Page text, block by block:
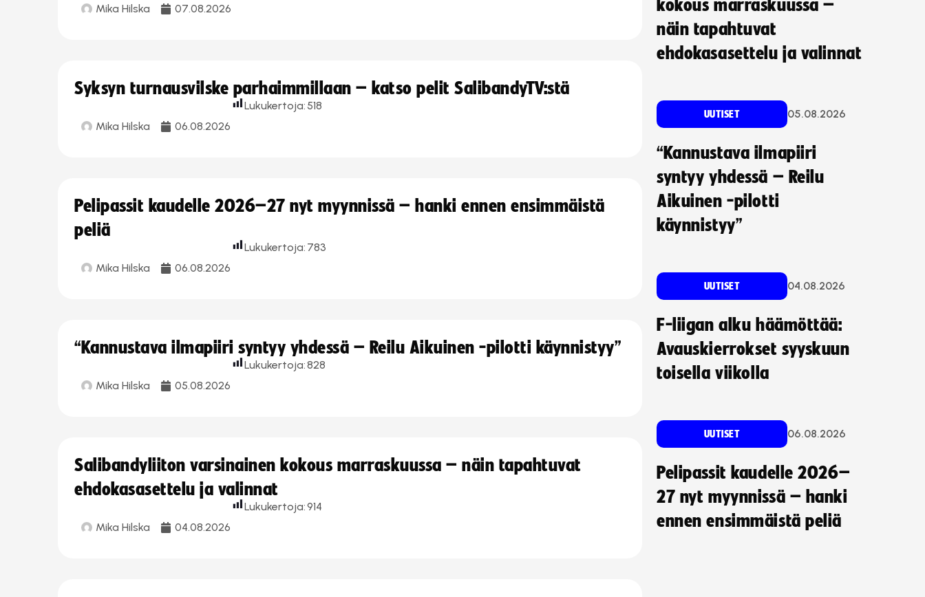
Mika Hilska 07.08.2026
Syksyn turnausvilske parhaimmillaan – katso pelit SalibandyTV:stä
Mika Hilska 06.08.2026
Lukukertoja: 518
Pelipassit kaudelle 2026–27 nyt myynnissä – hanki ennen ensimmäistä
peliä
Mika Hilska 06.08.2026
Lukukertoja: 783
“Kannustava ilmapiiri syntyy yhdessä – Reilu Aikuinen -pilotti käynnistyy”
Mika Hilska 05.08.2026
Lukukertoja:828
Salibandyliiton varsinainen kokous marraskuussa – näin tapahtuvat
ehdokasasettelu ja valinnat
Mika Hilska 04.08.2026
Lukukertoja:914
kokous marraskuussa –
näin tapahtuvat
ehdokasasettelu ja valinnat
UUTISET 05.08.2026
“Kannustava ilmapiiri
syntyy yhdessä – Reilu
Aikuinen -pilotti
käynnistyy”
UUTISET 04.08.2026
F-liigan alku häämöttää:
Avauskierrokset syyskuun
toisella viikolla
UUTISET 06.08.2026
Pelipassit kaudelle 2026–
27 nyt myynnissä – hanki
ennen ensimmäistä peliä